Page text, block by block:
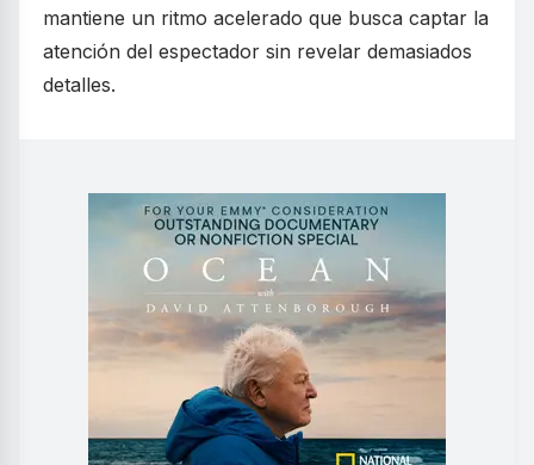
mantiene un ritmo acelerado que busca captar la
atención del espectador sin revelar demasiados
detalles.